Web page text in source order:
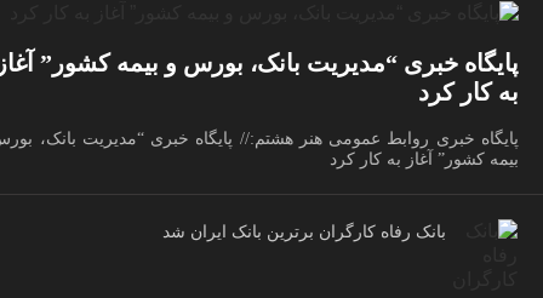
پایگاه خبری “مدیریت بانک، بورس و بیمه کشور”
به کار کرد
پایگاه خبری روابط عمومی هنر هشتم:// پایگاه خبری “مدیریت بانک،
بیمه کشور” آغاز به کار کرد
بانک رفاه کارگران برترین بانک ایران شد